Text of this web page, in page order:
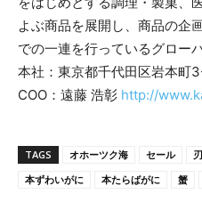
よぶ商品を展開し、商品の企
での一連を行っているグロー
本社：東京都千代田区岩本町
COO：遠藤 浩彰 http://
TAGS オホーツク海 セール
本ずわいがに
本たらばがに 蟹